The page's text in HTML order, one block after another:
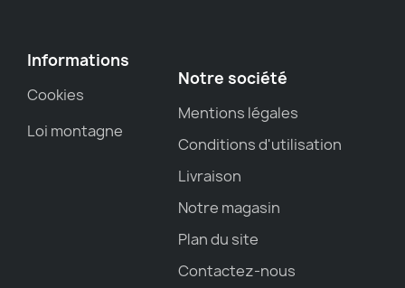
Informations
Cookies
Loi montagne
Notre société
Mentions légales
Conditions d'utilisation
Livraison
Notre magasin
Plan du site
Contactez-nous